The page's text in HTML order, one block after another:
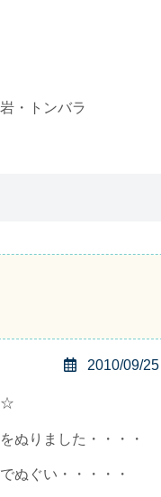
・トンバラ
2010/09/25
☆
ぬりました・・・・
ぬぐい・・・・・